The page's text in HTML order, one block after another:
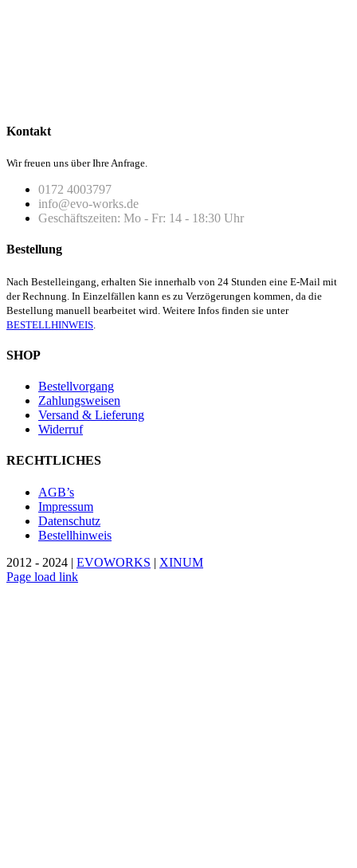
Kontakt
Wir freuen uns über Ihre Anfrage.
0172 4003797
info@evo-works.de
Geschäftszeiten: Mo - Fr: 14 - 18:30 Uhr
Bestellung
Nach Bestelleingang, erhalten Sie innerhalb von 24 Stunden eine E-Mail mit
der Rechnung. In Einzelfällen kann es zu Verzögerungen kommen, da die
Bestellung manuell bearbeitet wird. Weitere Infos finden sie unter
BESTELLHINWEIS
SHOP
Bestellvorgang
Zahlungsweisen
Versand & Lieferung
Widerruf
RECHTLICHES
AGB’s
Impressum
Datenschutz
Bestellhinweis
2012 - 2024 | EVOWORKS | XINUM
Page load link